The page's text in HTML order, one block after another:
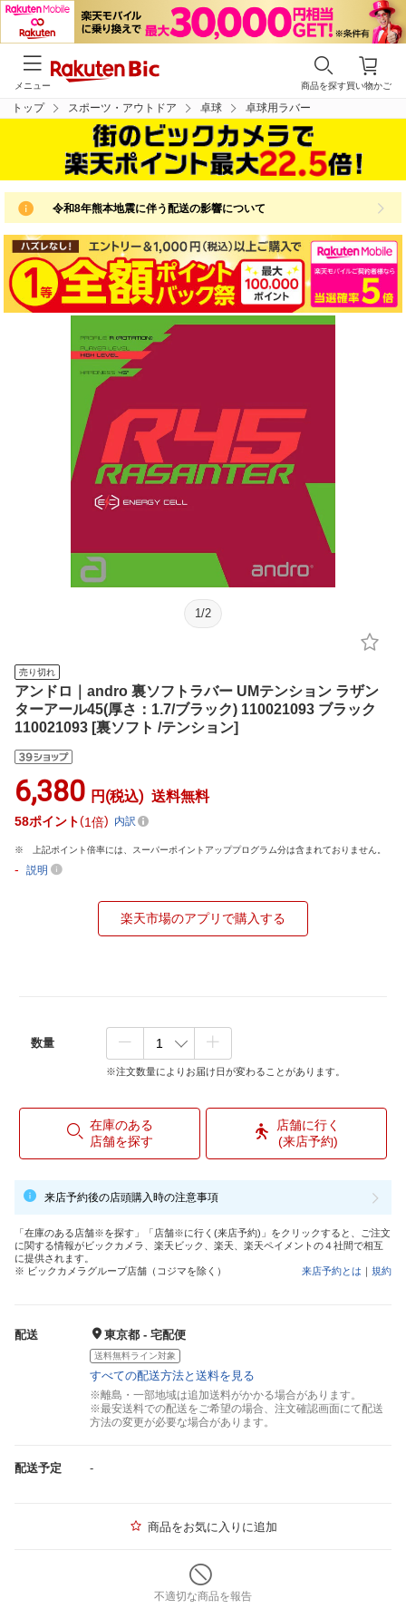
買い物かご
商品を探す
メニュー
トップ スポーツ・アウトドア 卓球 卓球用ラバー
令和8年熊本地震に伴う配送の影響について
1 /2
売り切れ
アンドロ｜andro 裏ソフトラバー UMテンション ラザン
ターアール45(厚さ：1.7/ブラック) 110021093 ブラック
110021093 [裏ソフト /テンション]
6,380 円(税込) 送料無料
58ポイント 1倍 内訳
上記ポイント倍率には、スーパーポイントアッププログラム分は含まれておりません。
- 説明
楽天市場のアプリで購入する
数量
※注文数量によりお届け日が変わることがあります。
在庫のある
店舗を探す
店舗に行く
(来店予約)
来店予約後の店頭購入時の注意事項
「在庫のある店舗※を探す」「店舗※に行く(来店予約)」をクリックすると、ご注文
に関する情報がビックカメラ、楽天ビック、楽天、楽天ペイメントの４社間で相互
に提供されます。
※ ビックカメラグループ店舗（コジマを除く）
来店予約とは ｜ 規約
配送 東京都 - 宅配便
送料無料ライン対象
すべての配送方法と送料を見る
※離島・一部地域は追加送料がかかる場合があります。
※最安送料での配送をご希望の場合、注文確認画面にて配送
方法の変更が必要な場合があります。
配送予定 -
商品をお気に入りに追加
不適切な商品を報告